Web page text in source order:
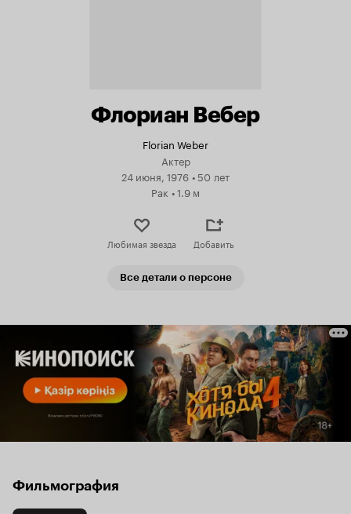
Флориан Вебер
Florian Weber
Актер
24 июня, 1976 •50 лет
Рак •1.9 м
Любимая звезда Добавить
Все детали о персоне
Фильмография